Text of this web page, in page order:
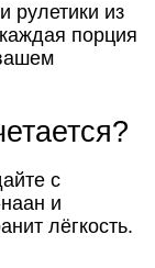
рулетики из
порция
с
и
лёгкость.